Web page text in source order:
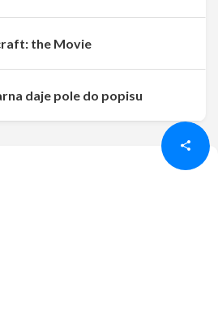
Udostępnij
the Movie
daje pole do popisu